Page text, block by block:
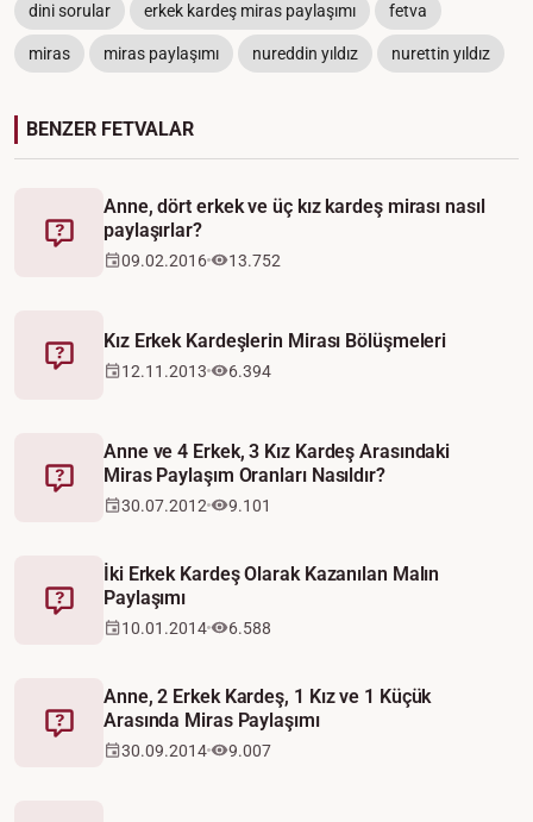
dini sorular erkek kardeş miras paylaşımı fetva
miras miras paylaşımı nureddin yıldız nurettin yıldız
BENZER FETVALAR
Fetva
Anne, dört erkek ve üç kız kardeş mirası nasıl
paylaşırlar?
09.02.2016 13.752
Fetva
Kız Erkek Kardeşlerin Mirası Bölüşmeleri
12.11.2013 6.394
Fetva
Anne ve 4 Erkek, 3 Kız Kardeş Arasındaki
Miras Paylaşım Oranları Nasıldır?
30.07.2012 9.101
Fetva
İki Erkek Kardeş Olarak Kazanılan Malın
Paylaşımı
10.01.2014 6.588
Fetva
Anne, 2 Erkek Kardeş, 1 Kız ve 1 Küçük
Arasında Miras Paylaşımı
30.09.2014 9.007